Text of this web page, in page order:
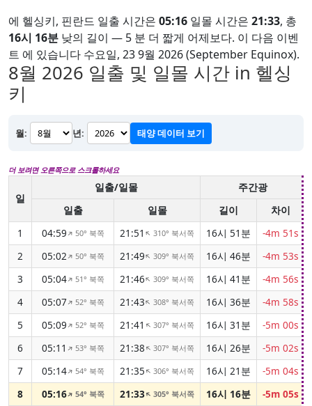
에 헬싱키, 핀란드 일출 시간은 05:16 일몰 시간은 21:33, 총
16시 16분 낮의 길이 — 5 분 더 짧게 어제보다. 이 다음 이벤
트 에 있습니다 수요일, 23 9월 2026 (September Equinox).
8월 2026 일출 및 일몰 시간 in 헬싱
키
월: 년: 태양 데이터 보기
더 보려면 오른쪽으로 스크롤하세요
일
일출/일몰
주간광
일출
일몰 길이
차이
1
04:59↑ 50° 북쪽 21:51↑310° 북서쪽 16시 51분 -4m 51s
2
05:02↑ 50° 북쪽 21:49↑309° 북서쪽 16시 46분 -4m 53s
3
05:04↑ 51° 북쪽 21:46↑309° 북서쪽 16시 41분 -4m 56s
4
05:07↑ 52° 북쪽 21:43↑308° 북서쪽 16시 36분 -4m 58s
5
05:09↑ 52° 북쪽 21:41↑307° 북서쪽 16시 31분 -5m 00s
6
05:11↑ 53° 북쪽 21:38↑307° 북서쪽 16시 26분 -5m 02s
7
05:14↑ 54° 북쪽 21:35↑306° 북서쪽 16시 21분 -5m 04s
8
05:16↑ 54° 북쪽 21:33↑305° 북서쪽 16시 16분 -5m 05s